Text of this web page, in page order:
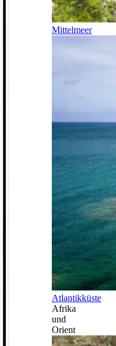
Mittelmeer
Atlantikküste
Afrika
und
Orient